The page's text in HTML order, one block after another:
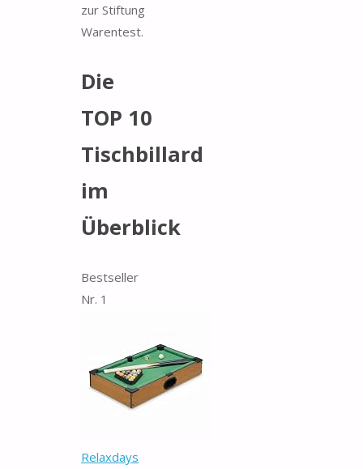
zur Stiftung
Warentest.
Die
TOP 10
Tischbillard
im
Überblick
Bestseller
Nr. 1
Relaxdays